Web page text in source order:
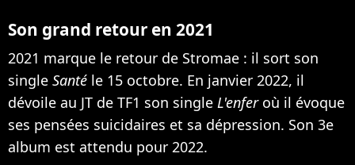
Son grand retour en 2021
2021 marque le retour de Stromae : il sort son
single Santé le 15 octobre. En janvier 2022, il
dévoile au JT de TF1 son single L'enferoù il évoque
ses pensées suicidaires et sa dépression. Son 3e
album est attendu pour 2022.